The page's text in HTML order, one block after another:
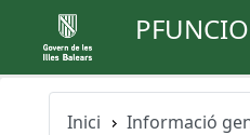
Inici Informació